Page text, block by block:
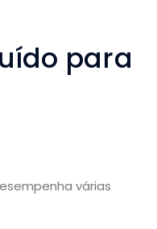
para
várias